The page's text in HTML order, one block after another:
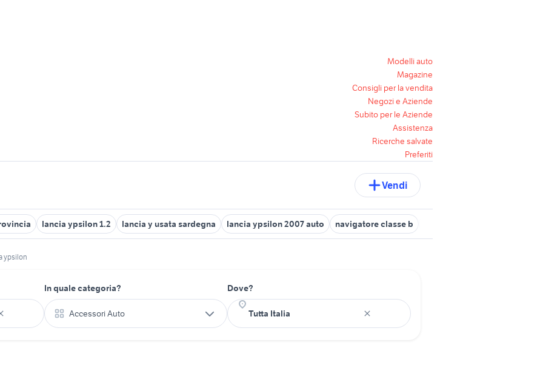
Modelli auto
Magazine
Consigli per la vendita
Negozi e Aziende
Subito per le Aziende
Assistenza
Ricerche salvate
Preferiti
Vendi
lancia ypsilon 1.2 lancia y usata sardegna lancia ypsilon 2007 auto navigatore classe b
ypsilon
In quale categoria?
Accessori Auto
Dove?